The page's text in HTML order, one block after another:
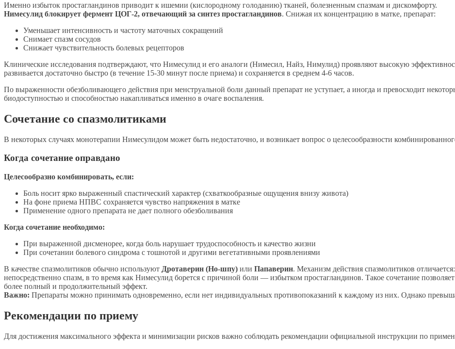
Именно избыток простагландинов приводит к ишемии (кислородному голоданию) тканей, болезненным спазмам и дискомфорту.
Нимесулид блокирует фермент ЦОГ-2, отвечающий за синтез простагландинов. Снижая их концентрацию в матке, препарат:
Уменьшает интенсивность и частоту маточных сокращений
Снимает спазм сосудов
Снижает чувствительность болевых рецепторов
Клинические исследования подтверждают, что Нимесулид и его аналоги (Нимесил, Найз, Нимулид) проявляют высокую
развивается достаточно быстро (в течение 15-30 минут после приема) и сохраняется в среднем 4-6 часов.
По выраженности обезболивающего действия при менструальной боли данный препарат не уступает, а иногда и превосходит
биодоступностью и способностью накапливаться именно в очаге воспаления.
Сочетание со спазмолитиками
В некоторых случаях монотерапии Нимесулидом может быть недостаточно, и возникает вопрос о целесообразности
Когда сочетание оправдано
Целесообразно комбинировать, если:
Боль носит ярко выраженный спастический характер (схваткообразные ощущения внизу живота)
На фоне приема НПВС сохраняется чувство напряжения в матке
Применение одного препарата не дает полного обезболивания
Когда сочетание необходимо:
При выраженной дисменорее, когда боль нарушает трудоспособность и качество жизни
При сочетании болевого синдрома с тошнотой и другими вегетативными проявлениями
В качестве спазмолитиков обычно используют Дротаверин (Но-шпу) или Папаверин. Механизм действия спазмолитиков
непосредственно спазм, в то время как Нимесулид борется с причиной боли — избытком простагландинов. Такое сочетание позволяет
более полный и продолжительный эффект.
Важно: Препараты можно принимать одновременно, если нет индивидуальных противопоказаний к каждому из них. Однако
Рекомендации по приему
Для достижения максимального эффекта и минимизации рисков важно соблюдать рекомендации официальной инструкции по